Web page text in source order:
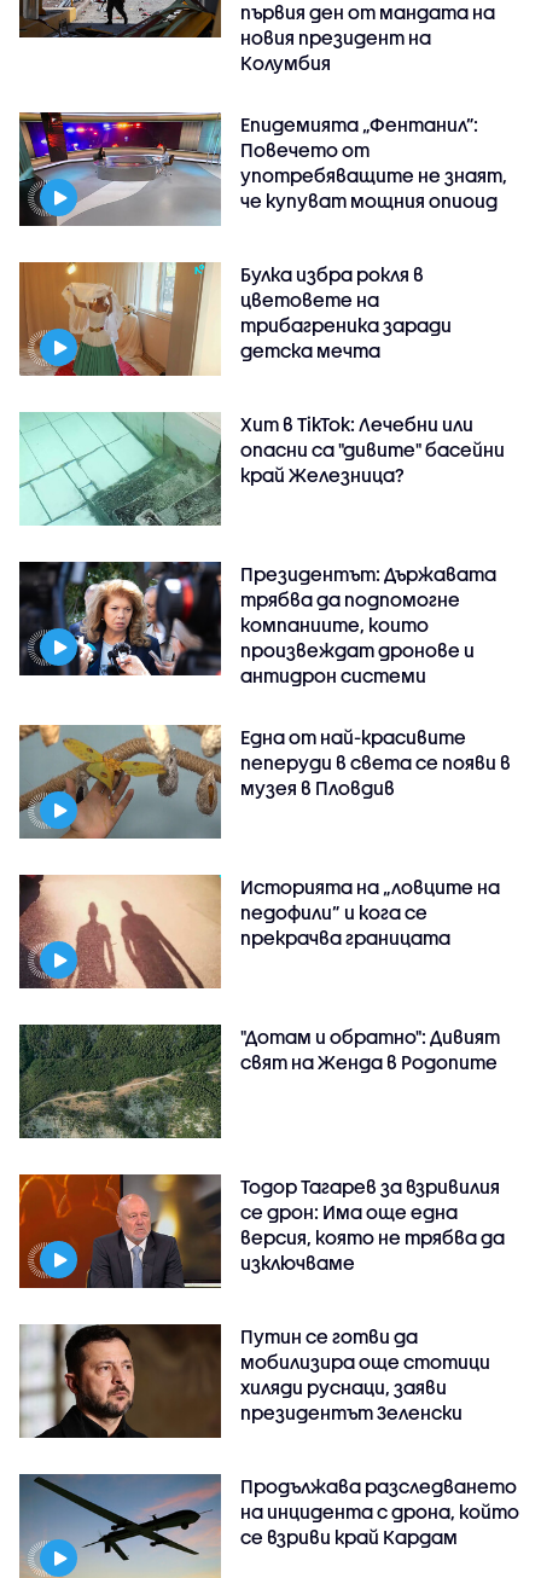
първия ден от мандата на
новия президент на
Колумбия
Епидемията „Фентанил”:
Повечето от
употребяващите не знаят,
че купуват мощния опиоид
Булка избра рокля в
цветовете на
трибагреника заради
детска мечта
Хит в TikTok: Лечебни или
опасни са "дивите" басейни
край Железница?
Президентът: Държавата
трябва да подпомогне
компаниите, които
произвеждат дронове и
антидрон системи
Една от най-красивите
пеперуди в света се появи в
музея в Пловдив
Историята на „ловците на
педофили” и кога се
прекрачва границата
"Дотам и обратно": Дивият
свят на Женда в Родопите
Тодор Тагарев за взривилия
се дрон: Има още една
версия, която не трябва да
изключваме
Путин се готви да
мобилизира още стотици
хиляди руснаци, заяви
президентът Зеленски
Продължава разследването
на инцидента с дрона, който
се взриви край Кардам